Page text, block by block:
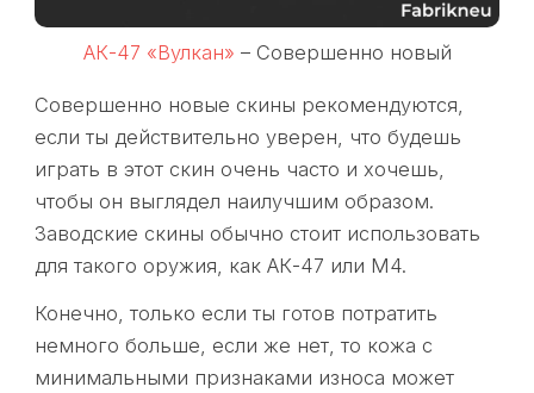
АК-47 «Вулкан» – Совершенно новый
Совершенно новые скины рекомендуются,
если ты действительно уверен, что будешь
играть в этот скин очень часто и хочешь,
чтобы он выглядел наилучшим образом.
Заводские скины обычно стоит использовать
для такого оружия, как АК-47 или М4.
Конечно, только если ты готов потратить
немного больше, если же нет, то кожа с
минимальными признаками износа может